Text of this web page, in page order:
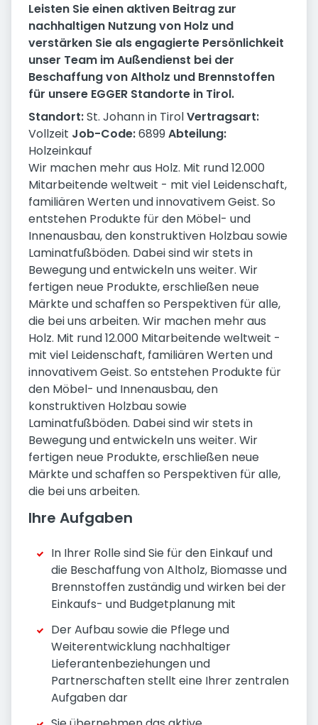
Leisten Sie einen aktiven Beitrag zur
nachhaltigen Nutzung von Holz und
verstärken Sie als engagierte Persönlichkeit
unser Team im Außendienst bei der
Beschaffung von Altholz und Brennstoffen
für unsere EGGER Standorte in Tirol.
Standort:St. Johann in TirolVertragsart:
Vollzeit Job-Code:6899Abteilung:
Holzeinkauf
Wir machen mehr aus Holz. Mit rund 12.000
Mitarbeitende weltweit - mit viel Leidenschaft,
familiären Werten und innovativem Geist. So
entstehen Produkte für den Möbel- und
Innenausbau, den konstruktiven Holzbau sowie
Laminatfußböden. Dabei sind wir stets in
Bewegung und entwickeln uns weiter. Wir
fertigen neue Produkte, erschließen neue
Märkte und schaffen so Perspektiven für alle,
die bei uns arbeiten. Wir machen mehr aus
Holz. Mit rund 12.000 Mitarbeitende weltweit -
mit viel Leidenschaft, familiären Werten und
innovativem Geist. So entstehen Produkte für
den Möbel- und Innenausbau, den
konstruktiven Holzbau sowie
Laminatfußböden. Dabei sind wir stets in
Bewegung und entwickeln uns weiter. Wir
fertigen neue Produkte, erschließen neue
Märkte und schaffen so Perspektiven für alle,
die bei uns arbeiten.
Ihre Aufgaben
In Ihrer Rolle sind Sie für den Einkauf und
die Beschaffung von Altholz, Biomasse und
Brennstoffen zuständig und wirken bei der
Einkaufs- und Budgetplanung mit
Der Aufbau sowie die Pflege und
Weiterentwicklung nachhaltiger
Lieferantenbeziehungen und
Partnerschaften stellt eine Ihrer zentralen
Aufgaben dar